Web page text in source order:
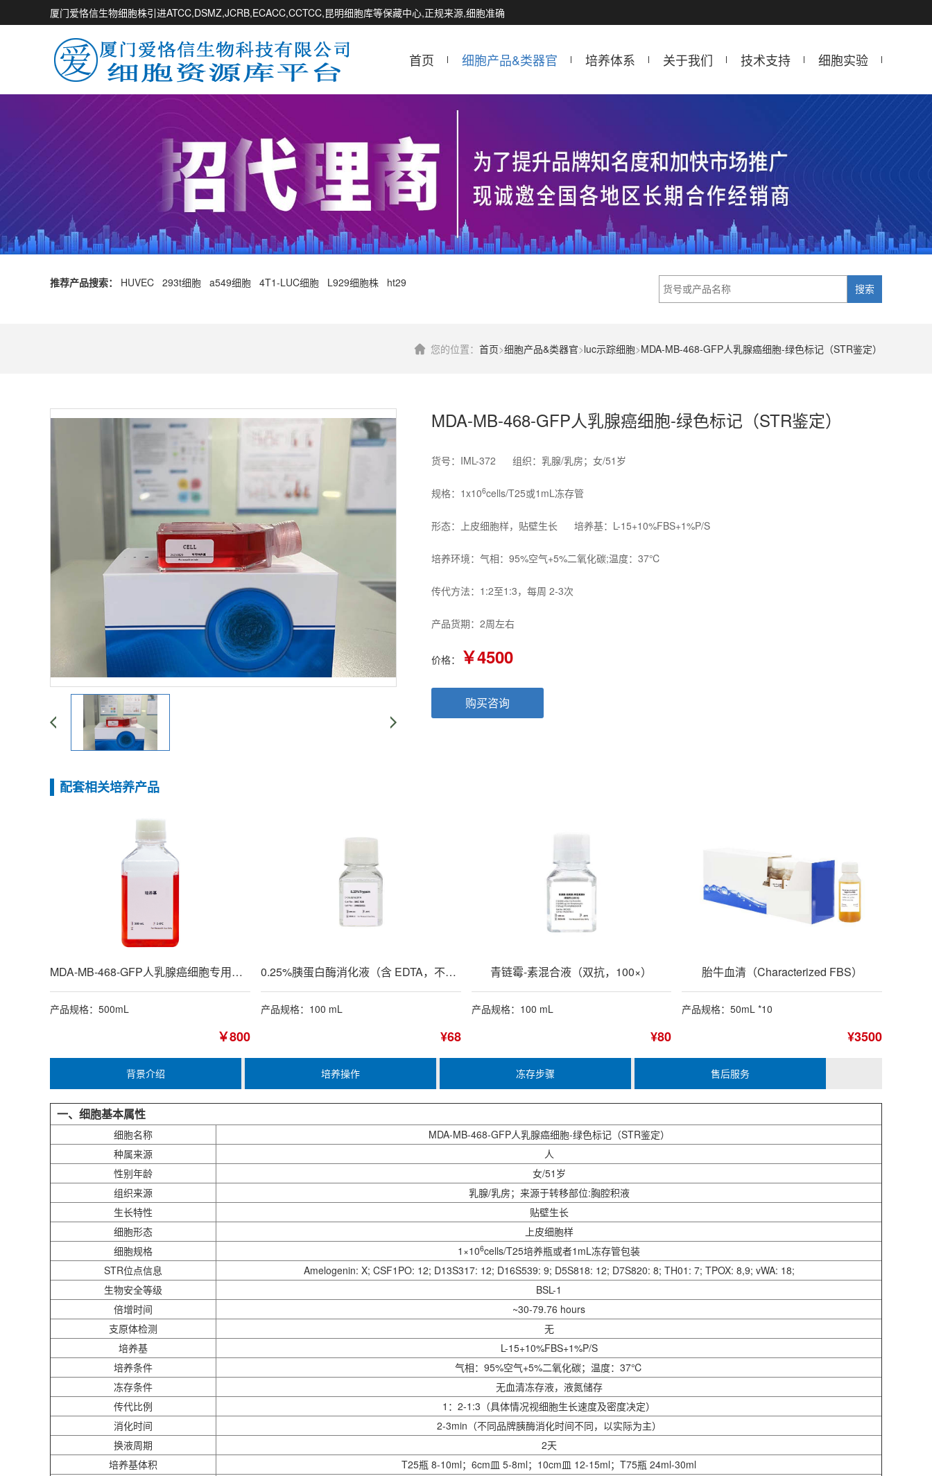
厦门爱恪信生物细胞株引进ATCC,DSMZ,JCRB,ECACC,CCTCC,昆明细胞库等保藏中心,正规来源,细胞准确
首页 细胞产品&类器官 培养体系 关于我们 技术支持 细胞实验
推荐产品搜索： HUVEC 293t细胞 a549细胞 4T1-LUC细胞 L929细胞株 ht29 搜索
您的位置： 首页>细胞产品&类器官>luc示踪细胞>MDA-MB-468-GFP人乳腺癌细胞-绿色标记（STR鉴定）
MDA-MB-468-GFP人乳腺癌细胞-绿色标记（STR鉴定）
货号：IML-372 组织：乳腺/乳房；女/51岁
规格：1x106cells/T25或1mL冻存管
形态：上皮细胞样，贴壁生长 培养基：L-15+10%FBS+1%P/S
培养环境：气相：95%空气+5%二氧化碳;温度：37℃
传代方法：1:2至1:3，每周 2-3次
产品货期：2周左右
价格： ￥4500
购买咨询
配套相关培养产品
MDA-MB-468-GFP人乳腺癌细胞专用培养基
产品规格：500mL
￥800
0.25%胰蛋白酶消化液（含 EDTA，不含酚红）
产品规格：100 mL
¥68
青链霉-素混合液（双抗，100×）
产品规格：100 mL
¥80
胎牛血清（Characterized FBS）
产品规格：50mL *10
¥3500
背景介绍 培养操作 冻存步骤 售后服务
一、细胞基本属性
细胞名称
MDA-MB-468-GFP人乳腺癌细胞-绿色标记（STR鉴定）
种属来源
人
性别年龄
女/51岁
组织来源
乳腺/乳房；来源于转移部位:胸腔积液
生长特性
贴壁生长
细胞形态
上皮细胞样
细胞规格
1×106cells/T25培养瓶或者1mL冻存管包装
STR位点信息
Amelogenin: X; CSF1PO: 12; D13S317: 12; D16S539: 9; D5S818: 12; D7S820: 8; TH01: 7; TPOX: 8,9; vWA: 18;
生物安全等级
BSL-1
倍增时间
~30-79.76 hours
支原体检测
无
培养基
L-15+10%FBS+1%P/S
培养条件
气相：95%空气+5%二氧化碳；温度：37℃
冻存条件
无血清冻存液，液氮储存
传代比例
1：2-1:3（具体情况视细胞生长速度及密度决定）
消化时间
2-3min（不同品牌胰酶消化时间不同，以实际为主）
换液周期
2天
培养基体积
T25瓶 8-10ml；6cm皿 5-8ml；10cm皿 12-15ml；T75瓶 24ml-30ml